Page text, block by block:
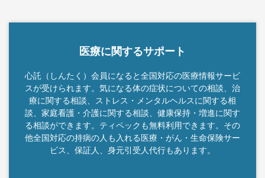
医療に関するサポート
心託（しんたく）会員になると全国対応の医療情報サービ
スが受けられます。気になる体の症状についての相談、治
療に関する相談、ストレス・メンタルヘルスに関する相
談、家庭看護・介護に関する相談、健康保持・増進に関す
る相談ができます。ティペックも無料利用できます。その
他全国対応の持病の人も入れる医療・がん・生命保険サー
ビス、保証人、身元引受人代行もあります。